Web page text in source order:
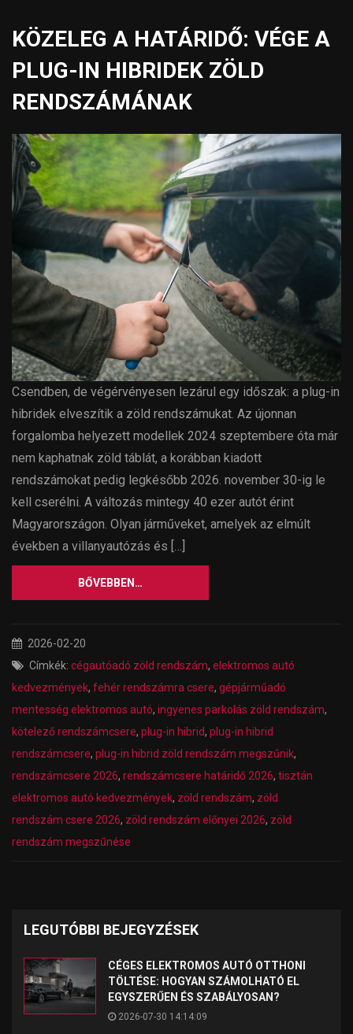
KÖZELEG A HATÁRIDŐ: VÉGE A
PLUG-IN HIBRIDEK ZÖLD
RENDSZÁMÁNAK
Csendben, de végérvényesen lezárul egy időszak: a plug-in
hibridek elveszítik a zöld rendszámukat. Az újonnan
forgalomba helyezett modellek 2024 szeptembere óta már
nem kaphatnak zöld táblát, a korábban kiadott
rendszámokat pedig legkésőbb 2026. november 30-ig le
kell cserélni. A változás mintegy 40 ezer autót érint
Magyarországon. Olyan járműveket, amelyek az elmúlt
években a villanyautózás és […]
BŐVEBBEN…
2026-02-20
Címkék: cégautóadó zöld rendszám, elektromos autó
kedvezmények, fehér rendszámra csere, gépjárműadó
mentesség elektromos autó, ingyenes parkolás zöld rendszám,
kötelező rendszámcsere, plug-in hibrid, plug-in hibrid
rendszámcsere, plug-in hibrid zöld rendszám megszűnik,
rendszámcsere 2026, rendszámcsere határidő 2026, tisztán
elektromos autó kedvezmények, zöld rendszám, zöld
rendszám csere 2026, zöld rendszám előnyei 2026, zöld
rendszám megszűnése
LEGUTÓBBI BEJEGYZÉSEK
CÉGES ELEKTROMOS AUTÓ OTTHONI
TÖLTÉSE: HOGYAN SZÁMOLHATÓ EL
EGYSZERŰEN ÉS SZABÁLYOSAN?
2026-07-30 14:14:09